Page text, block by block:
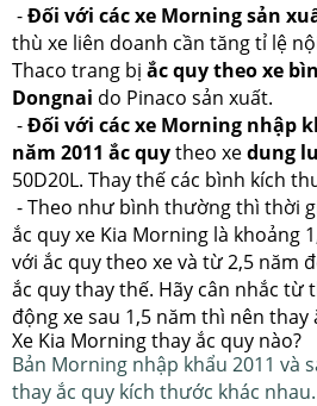
-Đối với các xe Morning sản
thù xe liên doanh cần tăng tỉ lệ
Thaco trang bị ắc quy theo xe
Dongnai do Pinaco sản xuất.
-Đối với các xe Morning nhập
năm 2011 ắc quytheo xedung
50D20L. Thay thế các bình kích
- Theo như bình thường thì thời
ắc quy xe Kia Morning là khoảng
với ắc quy theo xe và từ 2,5 năm
ắc quy thay thế. Hãy cân nhắc
động xe sau 1,5 năm thì nên thay
Xe Kia Morning thay ắc quy nào?
Bản Morning nhập khẩu 2011 và
thay ắc quy kích thước khác